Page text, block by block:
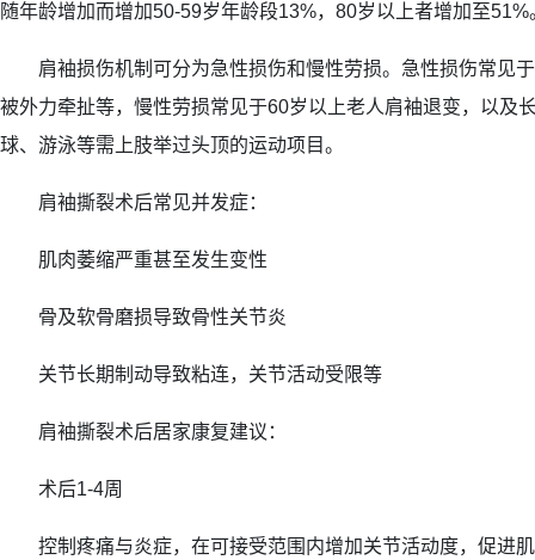
随年龄增加而增加50-59岁年龄段13%，80岁以上者增加至51%
肩袖损伤机制可分为急性损伤和慢性劳损。急性损伤常见于
被外力牵扯等，慢性劳损常见于60岁以上老人肩袖退变，以及
球、游泳等需上肢举过头顶的运动项目。
肩袖撕裂术后常见并发症：
肌肉萎缩严重甚至发生变性
骨及软骨磨损导致骨性关节炎
关节长期制动导致粘连，关节活动受限等
肩袖撕裂术后居家康复建议：
术后1-4周
控制疼痛与炎症，在可接受范围内增加关节活动度，促进